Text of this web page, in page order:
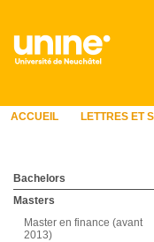
ACCUEIL LETTRES ET
Bachelors
Masters
Master en finance (avant
2013)